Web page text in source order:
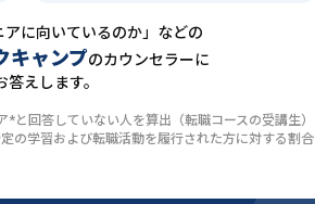
アに向いているのか」などの
キャンプのカウンセラーに
えします。
回答していない人を算出（転職コースの受講生）
学習および転職活動を履行された方に対する割合